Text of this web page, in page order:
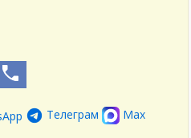
Телеграм Max